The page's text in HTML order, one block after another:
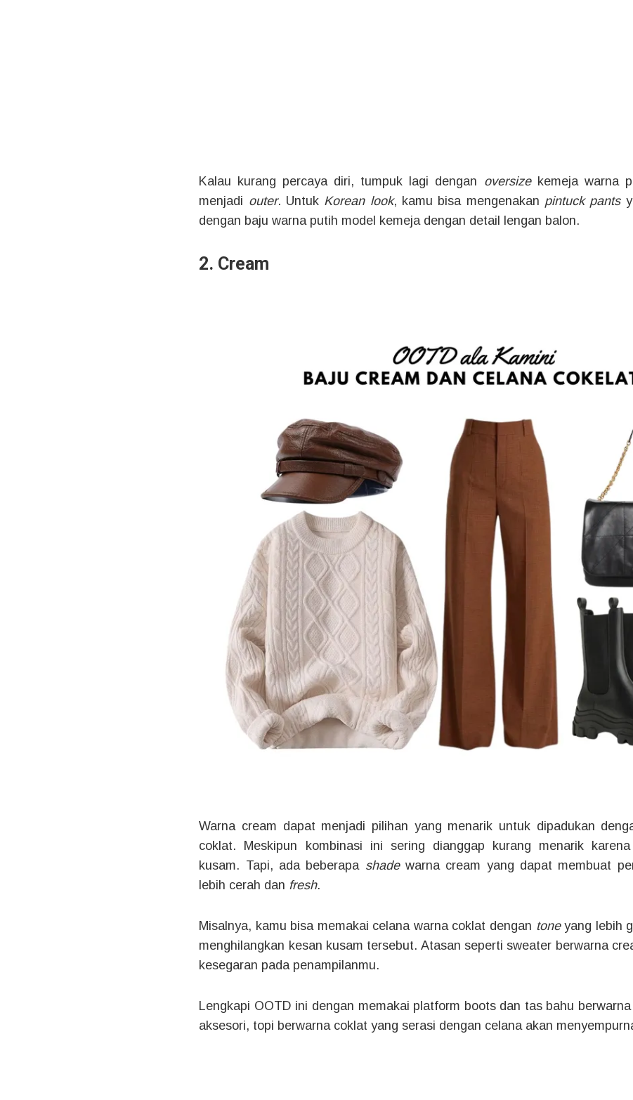
Kalau kurang percaya diri, tumpuk lagi dengan oversizekemeja warna
menjadi outer. Untuk Korean look, kamu bisa mengenakan pintuck pants
dengan baju warna putih model kemeja dengan detail lengan balon.
2. Cream
Warna cream dapat menjadi pilihan yang menarik untuk dipadukan
coklat. Meskipun kombinasi ini sering dianggap kurang menarik
kusam. Tapi, ada beberapa shade warna cream yang dapat membuat
lebih cerah dan fresh.
Misalnya, kamu bisa memakai celana warna coklat dengan toneyang lebih
menghilangkan kesan kusam tersebut. Atasan seperti sweater berwarna
kesegaran pada penampilanmu.
Lengkapi OOTD ini dengan memakai platform boots dan tas bahu
aksesori, topi berwarna coklat yang serasi dengan celana akan